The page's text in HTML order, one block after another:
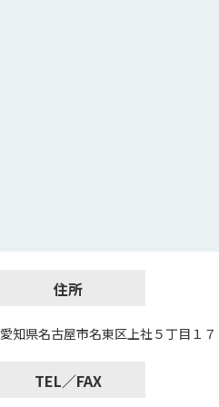
住所
愛知県名古屋市名東区上社５丁目１
TEL／FAX